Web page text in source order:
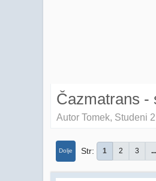
Čazmatrans -
Autor Tomek, Studeni
Dolje Str 1 2 3 ...